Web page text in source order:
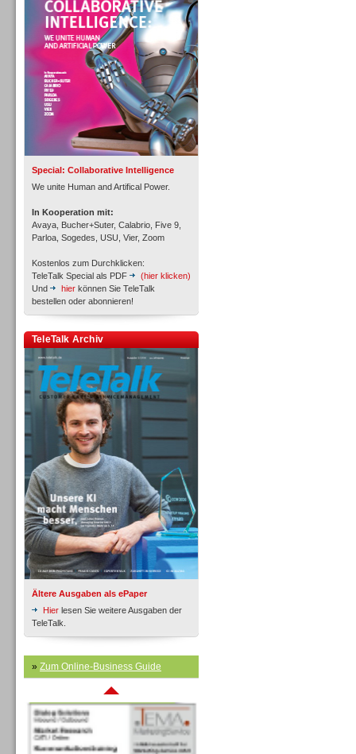
Special: Collaborative Intelligence
We unite Human and Artifical Power.
In Kooperation mit:
Avaya, Bucher+Suter, Calabrio, Five 9,
Parloa, Sogedes, USU, Vier, Zoom
Kostenlos zum Durchklicken:
TeleTalk Special als PDF
(hier klicken)
Und
hier können Sie TeleTalk
bestellen oder abonnieren!
TeleTalk Archiv
Ältere Ausgaben als ePaper
Hier lesen Sie weitere Ausgaben der
TeleTalk.
» Zum Online-Business Guide
Inbound
Inbound
Inbound
Inbound